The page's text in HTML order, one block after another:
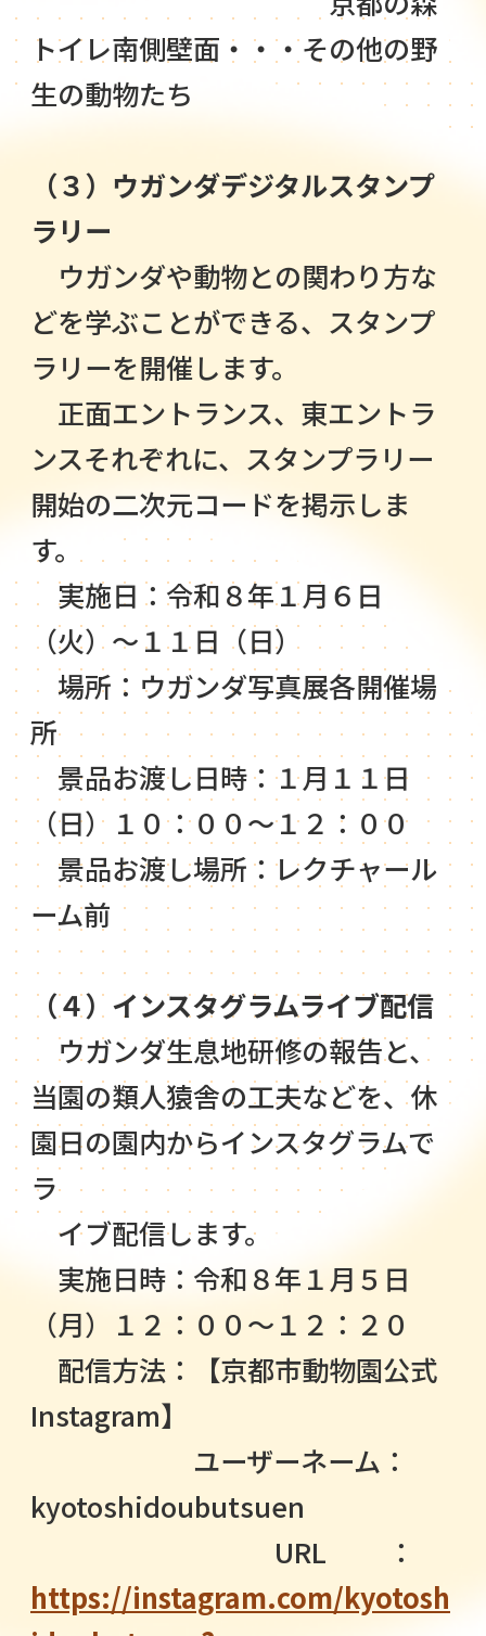
トイレ南側壁面・・・その他の野
生の動物たち
（３）ウガンダデジタルスタンプ
ラリー
ウガンダや動物との関わり方な
どを学ぶことができる、スタンプ
ラリーを開催します。
正面エントランス、東エントラ
ンスそれぞれに、スタンプラリー
開始の二次元コードを掲示しま
す。
実施日：令和８年１月６日
（火）～１１日（日）
場所：ウガンダ写真展各開催場
所
景品お渡し日時：１月１１日
（日）１０：００～１２：００
景品お渡し場所：レクチャール
ーム前
（４）インスタグラムライブ配信
ウガンダ生息地研修の報告と、
当園の類人猿舎の工夫などを、休
園日の園内からインスタグラムで
ラ
イブ配信します。
実施日時：令和８年１月５日
（月）１２：００～１２：２０
配信方法：【京都市動物園公式
Instagram】
ユーザーネーム：
kyotoshidoubutsuen
URL ：
https://instagram.com/kyotosh